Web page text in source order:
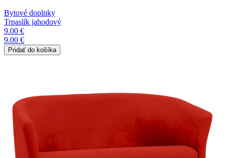
Bytové doplnky
Trpaslík jahodový
9.00 €
9.00 €